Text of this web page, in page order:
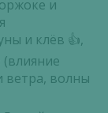
и
и клёв 👍,
ветра, волны